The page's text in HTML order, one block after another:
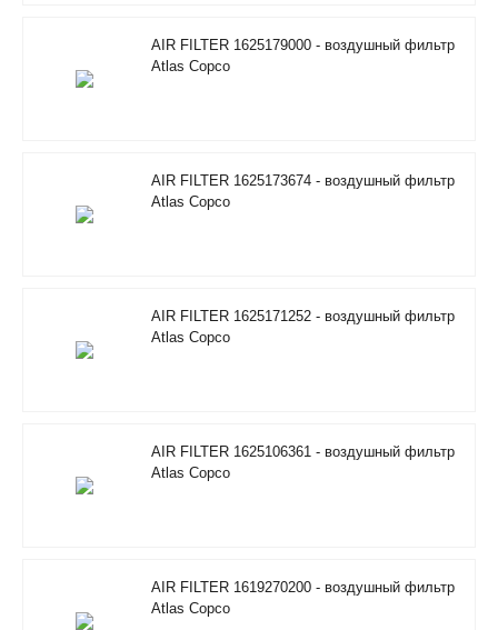
AIR FILTER 1625179000 - воздушный фильтр
Atlas Copco
AIR FILTER 1625173674 - воздушный фильтр
Atlas Copco
AIR FILTER 1625171252 - воздушный фильтр
Atlas Copco
AIR FILTER 1625106361 - воздушный фильтр
Atlas Copco
AIR FILTER 1619270200 - воздушный фильтр
Atlas Copco